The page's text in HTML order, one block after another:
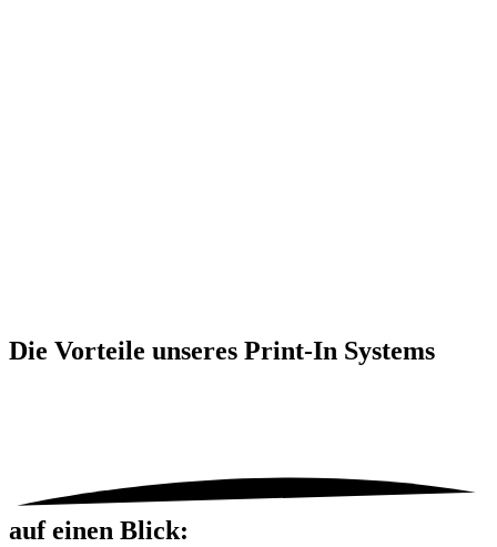
Die Vorteile unseres Print-In Systems
auf einen Blick: